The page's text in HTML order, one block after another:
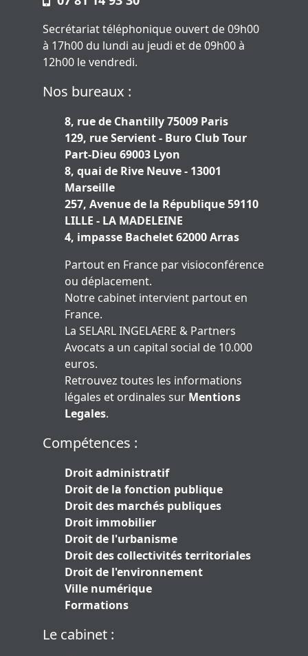
Secrétariat téléphonique ouvert de 09h00
à 17h00 du lundi au jeudi et de 09h00 à
12h00 le vendredi.
Nos bureaux :
8, rue de Chantilly 75009 Paris
129, rue Servient - Buro Club Tour
Part-Dieu 69003 Lyon
8, quai de Rive Neuve - 13001
Marseille
257, Avenue de la République 59110
LILLE - LA MADELEINE
4, impasse Bachelet 62000 Arras
Partout en France par visioconférence
ou déplacement.
Notre cabinet intervient partout en
France.
La SELARL INGELAERE & Partners
Avocats a un capital social de 10.000
euros.
Retrouvez toutes les informations
légales et ordinales sur Mentions
Legales.
Compétences :
Droit administratif
Droit de la fonction publique
Droit des marchés publiques
Droit immobilier
Droit de l'urbanisme
Droit des collectivités territoriales
Droit de l'environnement
Ville numérique
Formations
Le cabinet :